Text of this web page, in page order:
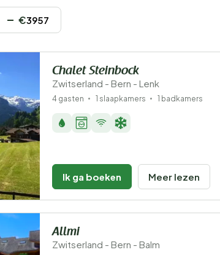
€
Chalet Steinbock
Zwitserland - Bern - Lenk
4 gasten 1 slaapkamers 1 badkamers
Ik ga boeken Meer lezen
Allmi
Zwitserland - Bern - Balm